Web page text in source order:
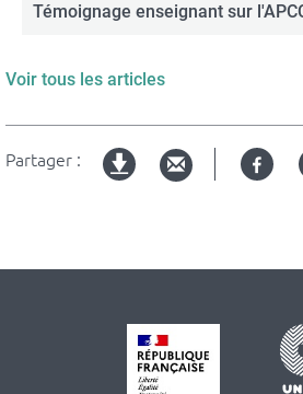
Témoignage enseignant sur
Voir tous les articles
Partager :